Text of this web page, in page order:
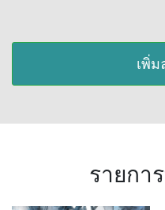
เพิ่ม
รายกา